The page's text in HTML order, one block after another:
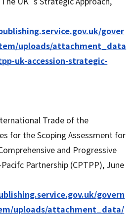
gover
uploads/attachment_data
uk-accession-strategic-
Trade of the
for the Scoping Assessment for
and Progressive
Partnership (CPTPP), June
govern
uploads/attachment_data/